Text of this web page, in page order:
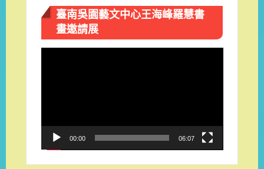
臺南吳園藝文中心王海峰羅慧書
畫邀請展
00:00 06:07